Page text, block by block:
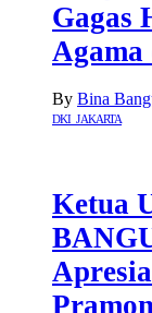
Gagas
Agama
By Bina
DKI JAKARTA
Ketua